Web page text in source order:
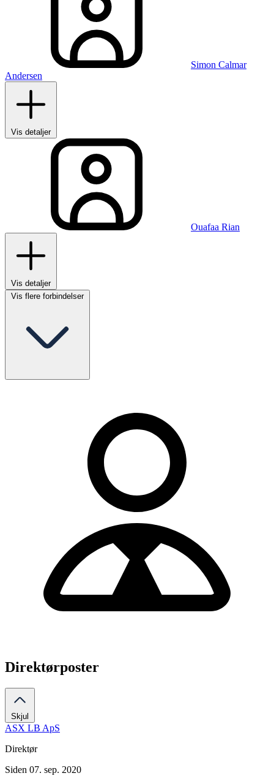
Simon Calmar
Andersen
Vis detaljer
Ouafaa Rian
Vis detaljer
Vis flere forbindelser
Direktørposter
Skjul
ASX LB ApS
Direktør
Siden 07. sep. 2020